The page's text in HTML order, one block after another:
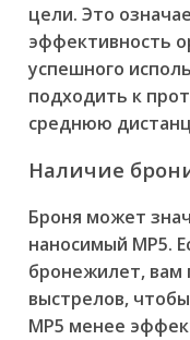
цели. Это
эффективность
успешного
подходить к
среднюю
Наличие
Броня может
наносимый MP5.
бронежилет, вам
выстрелов,
MP5 менее